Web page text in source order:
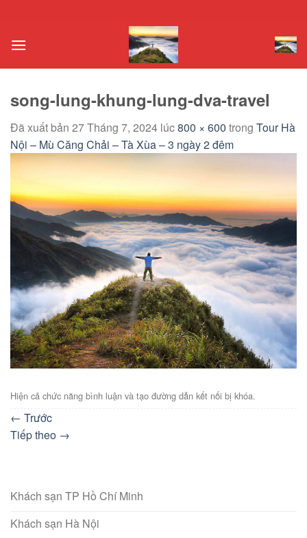
nội
song-lung-khung-lung-dva-travel
Đã xuất bản 27 Tháng 7, 2024 lúc800 × 600 trong Tour Hà
Nội – Mù Căng Chải – Tà Xùa – 3 ngày 2 đêm
Hiện cả chức năng bình luận và tạo đường dẫn kết nối bị khóa.
← Trước
Tiếp theo →
Khách sạn TP Hồ Chí Minh
Khách sạn Hà Nội